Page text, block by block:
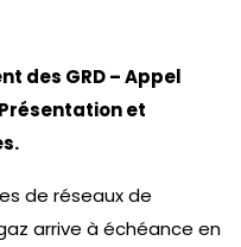
des GRD – Appel
et
de réseaux de
arrive à échéance en